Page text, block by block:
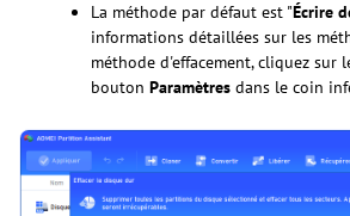
La méthode par défaut est "Écrire
informations détaillées sur les
méthode d'effacement, cliquez sur
bouton Paramètres dans le coin